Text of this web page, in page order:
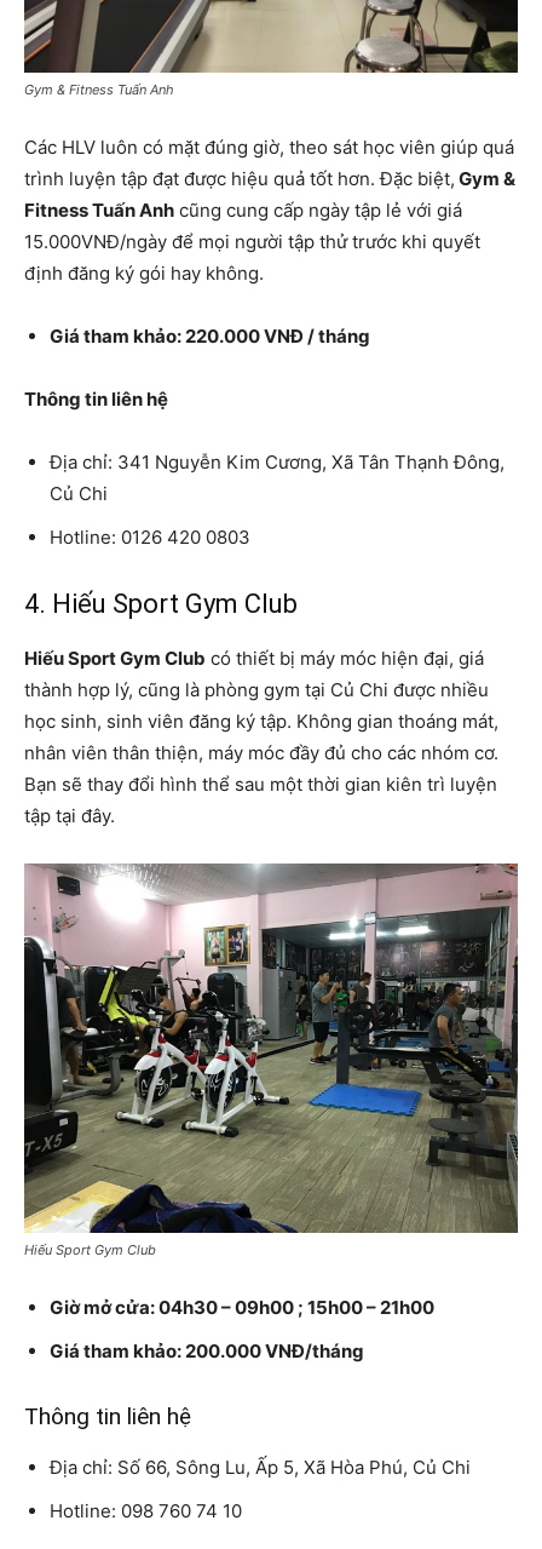
Gym & Fitness Tuấn Anh
Các HLV luôn có mặt đúng giờ, theo sát học viên giúp quá
trình luyện tập đạt được hiệu quả tốt hơn. Đặc biệt, Gym &
Fitness Tuấn Anh cũng cung cấp ngày tập lẻ với giá
15.000VNĐ/ngày để mọi người tập thử trước khi quyết
định đăng ký gói hay không.
Giá tham khảo: 220.000 VNĐ / tháng
Thông tin liên hệ
Địa chỉ: 341 Nguyễn Kim Cương, Xã Tân Thạnh Đông,
Củ Chi
Hotline: 0126 420 0803
4. Hiếu Sport Gym Club
Hiếu Sport Gym Club có thiết bị máy móc hiện đại, giá
thành hợp lý, cũng là phòng gym tại Củ Chi được nhiều
học sinh, sinh viên đăng ký tập. Không gian thoáng mát,
nhân viên thân thiện, máy móc đầy đủ cho các nhóm cơ.
Bạn sẽ thay đổi hình thể sau một thời gian kiên trì luyện
tập tại đây.
Hiếu Sport Gym Club
Giờ mở cửa: 04h30 – 09h00 ; 15h00 – 21h00
Giá tham khảo: 200.000 VNĐ/tháng
Thông tin liên hệ
Địa chỉ: Số 66, Sông Lu, Ấp 5, Xã Hòa Phú, Củ Chi
Hotline: 098 760 74 10